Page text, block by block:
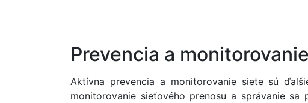
Prevencia a monitorovanie
Aktívna prevencia a monitorovanie siete sú
monitorovanie sieťového prenosu a správanie